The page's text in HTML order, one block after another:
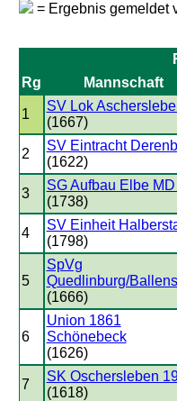
= Ergebnis gemeldet
Rg
Mannschaft
1
SV Lok
(1667)
2
SV Eintracht
(1622)
3
SG Aufbau Elbe
(1738)
4
SV Einheit
(1798)
5
SpVg
Quedlinburg/
(1666)
6
Union 1861
Schönebeck
(1626)
7
SK Oschersleben
(1618)